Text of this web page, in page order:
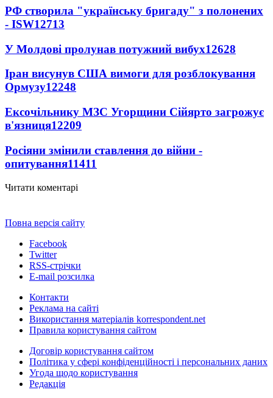
РФ створила "українську бригаду" з полонених
- ISW12713
У Молдові пролунав потужний вибух12628
Іран висунув США вимоги для розблокування
Ормузу12248
Ексочільнику МЗС Угорщини Сійярто загрожує
в'язниця12209
Росіяни змінили ставлення до війни -
опитування11411
Читати коментарі
Повна версія сайту
Facebook
Twitter
RSS-стрічки
E-mail розсилка
Контакти
Реклама на сайті
Використання матеріалів korrespondent.net
Правила користування сайтом
Договір користування сайтом
Політика у сфері конфіденційності і персональних даних
Угода щодо користування
Редакція